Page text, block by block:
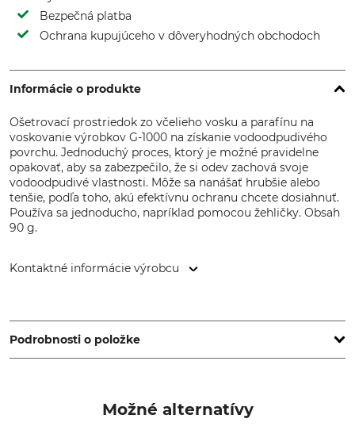
Bezpečná platba
Ochrana kupujúceho v dôveryhodných obchodoch
Informácie o produkte
Ošetrovací prostriedok zo včelieho vosku a parafínu na
voskovanie výrobkov G-1000 na získanie vodoodpudivého
povrchu. Jednoduchý proces, ktorý je možné pravidelne
opakovať, aby sa zabezpečilo, že si odev zachová svoje
vodoodpudivé vlastnosti. Môže sa nanášať hrubšie alebo
tenšie, podľa toho, akú efektívnu ochranu chcete dosiahnuť.
Používa sa jednoducho, napríklad pomocou žehličky. Obsah
90 g.
Kontaktné informácie výrobcu
Sweden, www.fjallraven.com
Podrobnosti o položke
Možné alternatívy